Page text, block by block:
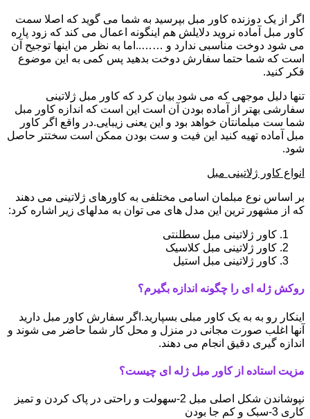
اگر از یک دوزنده کاور مبل بپرسید به شما می گوید که اصلا سمت
کاور مبل آماده نروید دلایلش هم اینگونه اعمال می کند که زود پاره
می شود دوخت مناسبی ندارد و ……..اما به نظر من اینها توجیح آن
است که شما حتما سفارش دوخت بدهید پس کمی به این موضوع
قکر کنید.
تنها دلیل موجهی که می شود بیان کرد که کاور مبل ژلاتینی
سفارشی بهتر از آماده بودن آن است این است که اندازه کاور مبل
شما ست مبلمانتان خواهد بود و این یعنی زیبایی.در واقع اگر کاور
مبل آماده تهیه کنید این فیت و ست بودن ممکن است سختتر حاصل
شود.
انواع کاور ژلاتینی مبل
بر اساس نوع مبلمان اسامی مختلفی به کاورهای ژلاتینی می دهند
که از مشهور ترین این مدل های می توان به مدلهای زیر اشاره کرد:
کاور ژلاتینی مبل سطلنتی
کاور ژلاتینی مبل کلاسیک
کاور ژلاتینی مبل استیل
روکش ژله ای را چگونه اندازه بگیرم؟
اینکار رو به به یک کاور مبلی بسپارید.اگر سفارش کاور مبل دارید
آنها اغلب صورت مجانی در منزل و محل کار شما حاضر می شوند و
اندازه گیری دقیق انجام می دهند.
مزیت استاده از کاور مبل ژله ای چیست؟
نپوشاندن شکل اصلی مبل 2-سهولت و راحتی در پاک کردن و تمیز
کاری 3-سبک و کم جا بودن